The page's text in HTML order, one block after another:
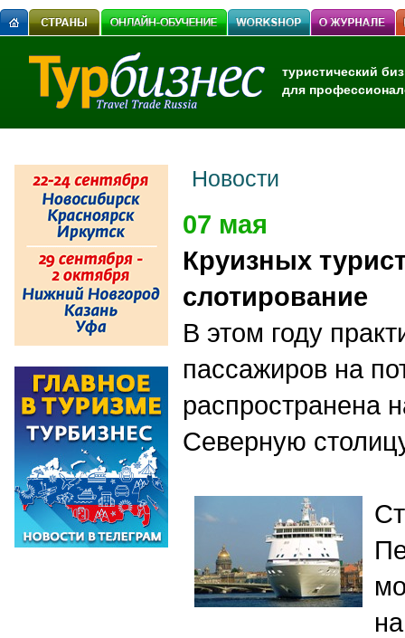
туристический
для
Новости
07 мая
Круизных
слотирование
В этом году
пассажиров на
распространена
Северную